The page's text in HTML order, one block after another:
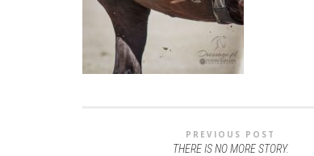
PREVIOUS POST
THERE IS NO MORE STORY.